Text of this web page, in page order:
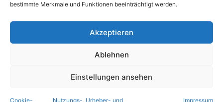
bestimmte Merkmale und Funktionen beeinträchtigt werden.
Akzeptieren
Ablehnen
Einstellungen ansehen
Cookie- Nutzungs-, Urheber- und Impressum